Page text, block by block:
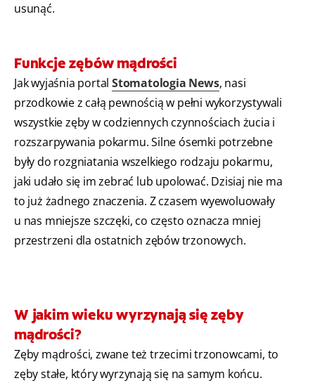
usunąć.
Funkcje zębów mądrości
Jak wyjaśnia portal Stomatologia News, nasi
przodkowie z całą pewnością w pełni wykorzystywali
wszystkie zęby w codziennych czynnościach żucia i
rozszarpywania pokarmu. Silne ósemki potrzebne
były do rozgniatania wszelkiego rodzaju pokarmu,
jaki udało się im zebrać lub upolować. Dzisiaj nie ma
to już żadnego znaczenia. Z czasem wyewoluowały
u nas mniejsze szczęki, co często oznacza mniej
przestrzeni dla ostatnich zębów trzonowych.
W jakim wieku wyrzynają się zęby
mądrości?
Zęby mądrości, zwane też trzecimi trzonowcami, to
zęby stałe, który wyrzynają się na samym końcu.